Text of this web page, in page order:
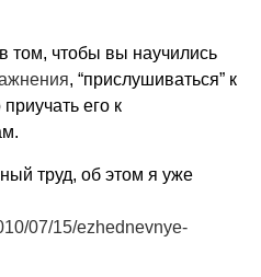
том, чтобы вы научились
, “прислушиваться” к
его к
труд, об этом я уже
07/15/ezhednevnye-